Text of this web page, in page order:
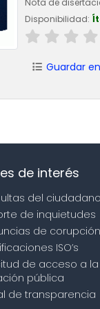
Nota de
Disponibilidad:
Guardar
de interés
del ciudadano
de inquietudes
de corupción
ISO’s
de acceso a la
pública
de transparencia